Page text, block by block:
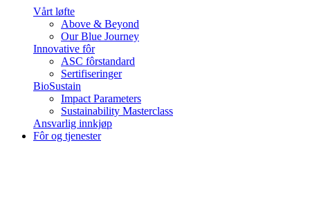
Vårt løfte
Above & Beyond
Our Blue Journey
Innovative fôr
ASC fôrstandard
Sertifiseringer
BioSustain
Impact Parameters
Sustainability Masterclass
Ansvarlig innkjøp
Fôr og tjenester